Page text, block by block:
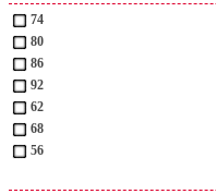
74
80
86
92
62
68
56